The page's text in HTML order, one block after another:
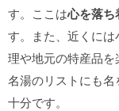
す。ここは心を落ち
す。また、近くに
理や地元の特産品
名湯のリストにも
十分です。